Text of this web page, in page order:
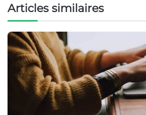
Articles similaires